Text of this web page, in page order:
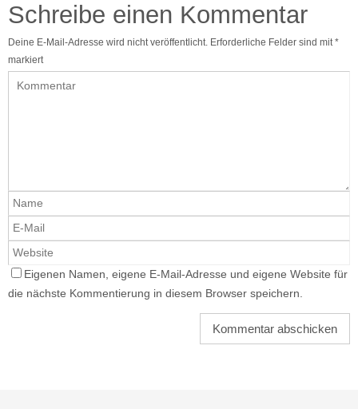
Schreibe einen Kommentar
Deine E-Mail-Adresse wird nicht veröffentlicht. Erforderliche Felder sind mit*
markiert
Eigenen Namen, eigene E-Mail-Adresse und eigene Website für
die nächste Kommentierung in diesem Browser speichern.